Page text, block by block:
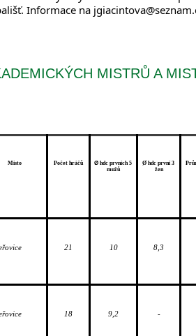
Informace na
MISTRŮ A
Místo Počet hráčů Ø hdc prvních 5
mužů
Ø hdc první 3
žen
21 10 8,3
18 9,2 -